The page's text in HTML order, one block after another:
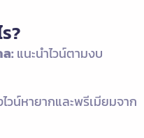
?
: แนะนำไวน์ตามงบ
ไวน์หายากและพรีเมียมจาก